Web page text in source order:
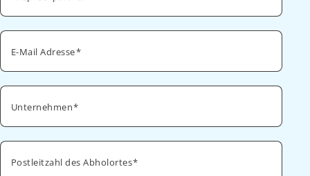
E-Mail Adresse
Unternehmen
Postleitzahl des Abholortes